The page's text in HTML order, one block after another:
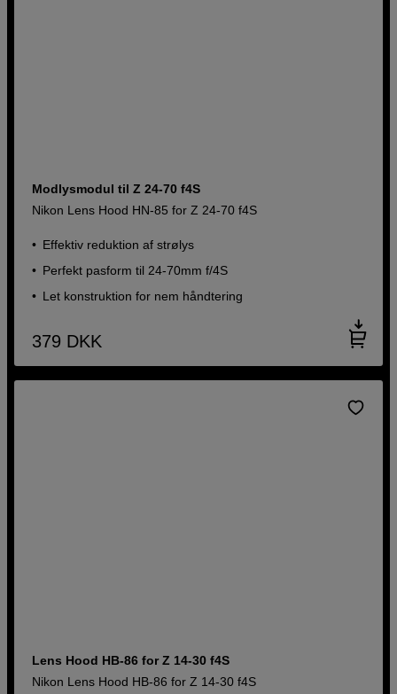
Modlysmodul til Z 24-70 f4S
Nikon Lens Hood HN-85 for Z 24-70 f4S
Effektiv reduktion af strølys
Perfekt pasform til 24-70mm f/4S
Let konstruktion for nem håndtering
379 DKK
Lens Hood HB-86 for Z 14-30 f4S
Nikon Lens Hood HB-86 for Z 14-30 f4S